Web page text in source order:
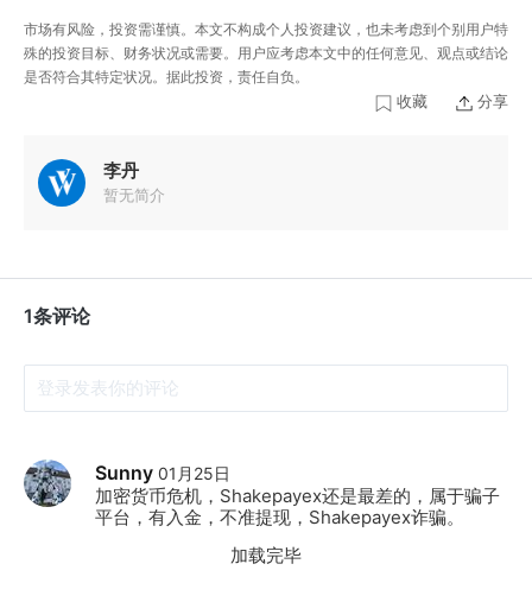
市场有风险，投资需谨慎。本文不构成个人投资建议，也未考虑到个别用户特
殊的投资目标、财务状况或需要。用户应考虑本文中的任何意见、观点或结论
是否符合其特定状况。据此投资，责任自负。
收藏 分享
李丹
暂无简介
1条评论
Sunny 01月25日
加密货币危机，Shakepayex还是最差的，属于骗子
平台，有入金，不准提现，Shakepayex诈骗。
加载完毕